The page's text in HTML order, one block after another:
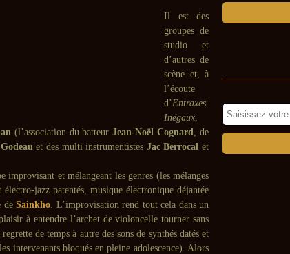
Il est des
groupes de
studio et
d’autres de
scène et, à
l’écoute
d’Entraxes
Inégaux,
(l’association du batteurJean-Noël Cognard, de
et des multi instrumentistes Jac Berrocal et
et mélangeant les genres (les mélanges
jazz patentés, musique électronique déjantée
deSainkho. L’improvisation rend tout cela dans un
à entendre l’archet de violoncelle tourner sans
de temps à autre des sons de synthés datés et
intervenants bloqués en pleine adolescence). Alors